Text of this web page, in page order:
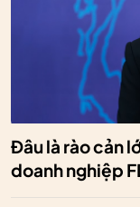
Đâu là rào cản
doanh nghiệp